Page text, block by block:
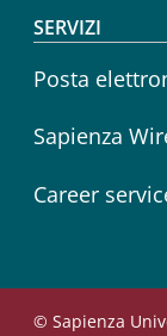
SERVIZI
Posta
Sapienza
Career
© Sapienza